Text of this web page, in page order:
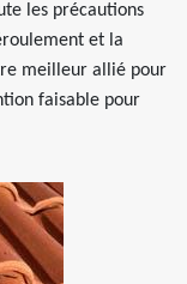
les précautions
et la
meilleur allié pour
faisable pour